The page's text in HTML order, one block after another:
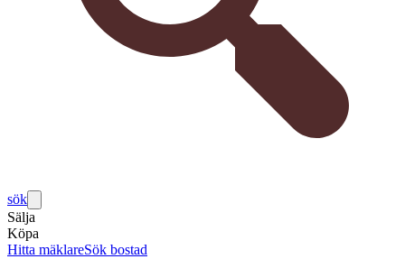
sök
Sälja
Köpa
Hitta mäklareSök bostad